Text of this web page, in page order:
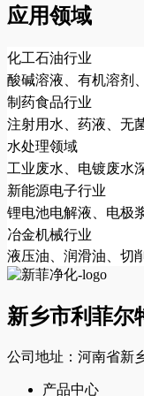
应用领域
化工石油行业
酸碱溶液、有机溶剂
制药食品行业
注射用水、药液、无
水处理领域
工业废水、电镀废水
新能源电子行业
锂电池电解液、电极
冶金机械行业
液压油、润滑油、切
新乡市利菲尔
公司地址：河南省新
产品中心